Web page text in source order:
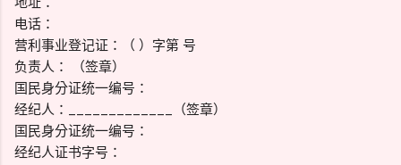
电话：
营利事业登记证：（ ）字第 号
负责人： （签章）
国民身分证统一编号：
经纪人：_____________（签章）
国民身分证统一编号：
经纪人证书字号：